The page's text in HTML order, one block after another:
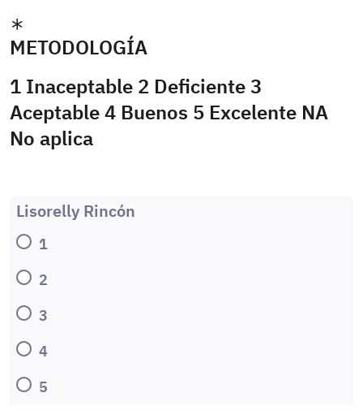
METODOLOGÍA
1 Inaceptable 2 Deficiente 3
Aceptable 4 Buenos 5 Excelente NA
No aplica
Lisorelly Rincón
1
2
3
4
5